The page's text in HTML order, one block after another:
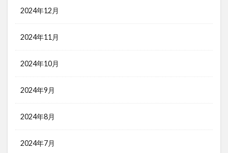
2024年12月
2024年11月
2024年10月
2024年9月
2024年8月
2024年7月